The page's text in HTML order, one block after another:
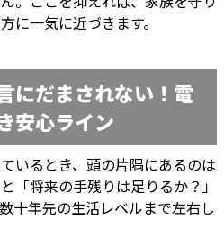
に一気に近づきます。
にだまされない！電
安心ライン
いるとき、頭の片隅にあるのは
「将来の手残りは足りるか？」
十年先の生活レベルまで左右し